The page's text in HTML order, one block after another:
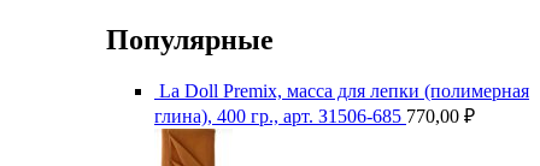
Популярные
La Doll Premix, масса для лепки (полимерная
глина), 400 гр., арт. З1506-685 770,00 ₽